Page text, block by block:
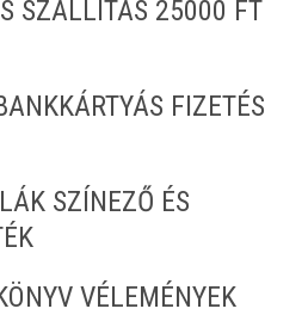
SZÁLLÍTÁS 25000 FT
FIZETÉS
SZÍNEZŐ ÉS
VÉLEMÉNYEK